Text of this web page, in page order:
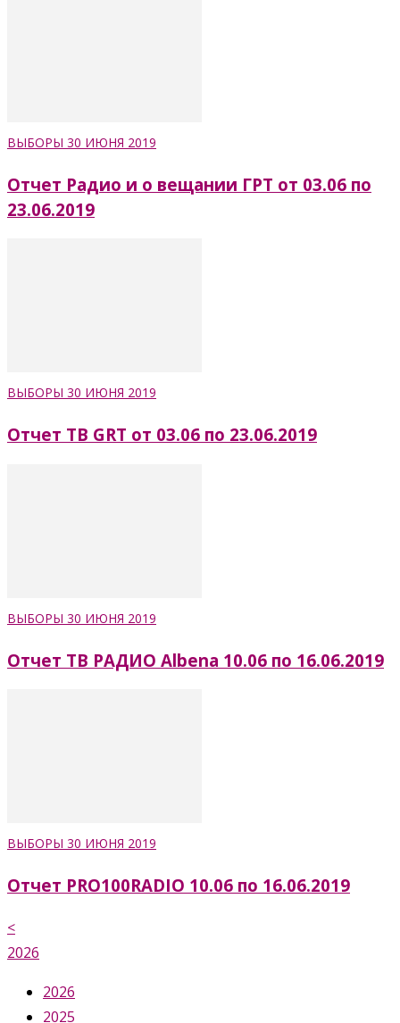
ВЫБОРЫ 30 ИЮНЯ 2019
Отчет Радио и о вещании ГРТ от 03.06 по
23.06.2019
ВЫБОРЫ 30 ИЮНЯ 2019
Отчет ТВ GRT от 03.06 по 23.06.2019
ВЫБОРЫ 30 ИЮНЯ 2019
Отчет ТВ РАДИО Albena 10.06 по 16.06.2019
ВЫБОРЫ 30 ИЮНЯ 2019
Отчет PRO100RADIO 10.06 по 16.06.2019
<
2026
2026
2025